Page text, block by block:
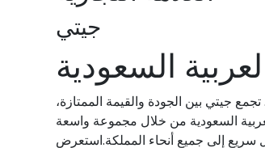
جيتي
السعودية
جيتي بين الجودة والقيمة الممتازة،
السعودية من خلال مجموعة واسعة
سريع إلى جميع أنحاء المملكة.استعرض